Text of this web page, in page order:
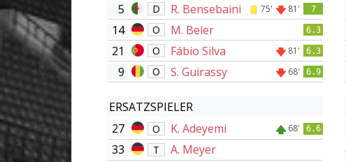
5 D R. Bensebaini 75' 81' 7
14 O M. Beier 6.3
21 O Fábio Silva 81' 6.3
9 O S. Guirassy 68' 6.9
ERSATZSPIELER
27
O K. Adeyemi 68' 6.6
33 T
A. Meyer